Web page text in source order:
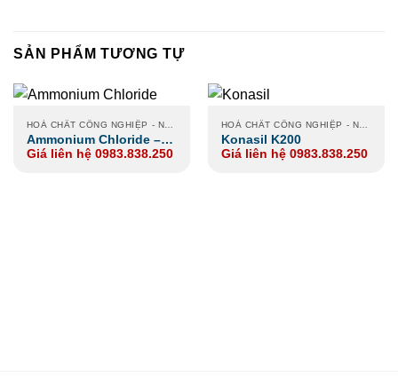
SẢN PHẨM TƯƠNG TỰ
HOÁ CHẤT CÔNG NGHIỆP - NÔNG NGHIỆP - XI MẠ
Ammonium Chloride –
Muối Lạnh
Giá liên hệ 0983.838.250
HOÁ CHẤT CÔNG NGHIỆP - NÔNG NGHIỆP - XI MẠ
Konasil K200
Giá liên hệ 0983.838.250